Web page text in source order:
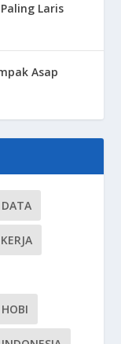
Laris
Asap
DATA
HOBI